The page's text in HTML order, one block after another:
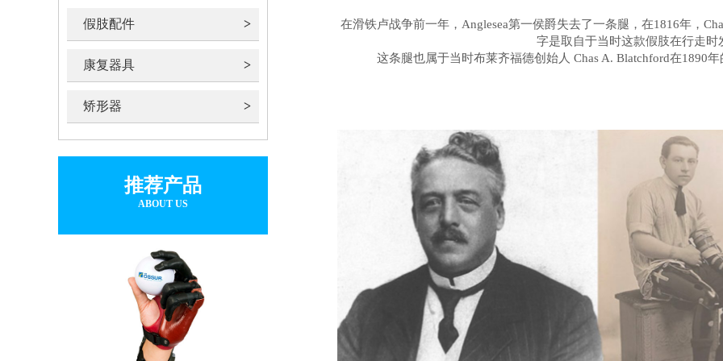
假肢配件
康复器具
矫形器
推荐产品
ABOUT US
在滑铁卢战争前一年，Anglesea第一侯爵失去了一条腿，在1816年，
字是取自于当时这款假肢在行走时
这条腿也属于当时布莱齐福德创始人 Chas A. Blatchford在1890